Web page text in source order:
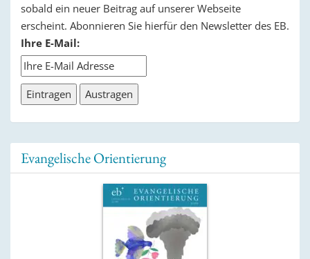
sobald ein neuer Beitrag auf unserer Webseite
erscheint. Abonnieren Sie hierfür den Newsletter des EB.
Ihre E-Mail:
Evangelische Orientierung